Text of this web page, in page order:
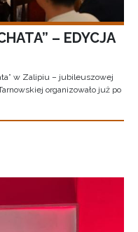
– EDYCJA
w Zalipiu – jubileuszowej
organizowało już po